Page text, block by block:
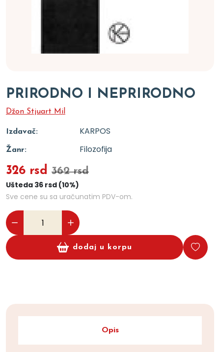
PRIRODNO I NEPRIRODNO
Džon Stjuart Mil
Izdavač: KARPOS
Žanr: Filozofija
326 rsd 362 rsd
Ušteda 36 rsd (10%)
Sve cene su sa uračunatim PDV-om.
dodaj u korpu
Opis